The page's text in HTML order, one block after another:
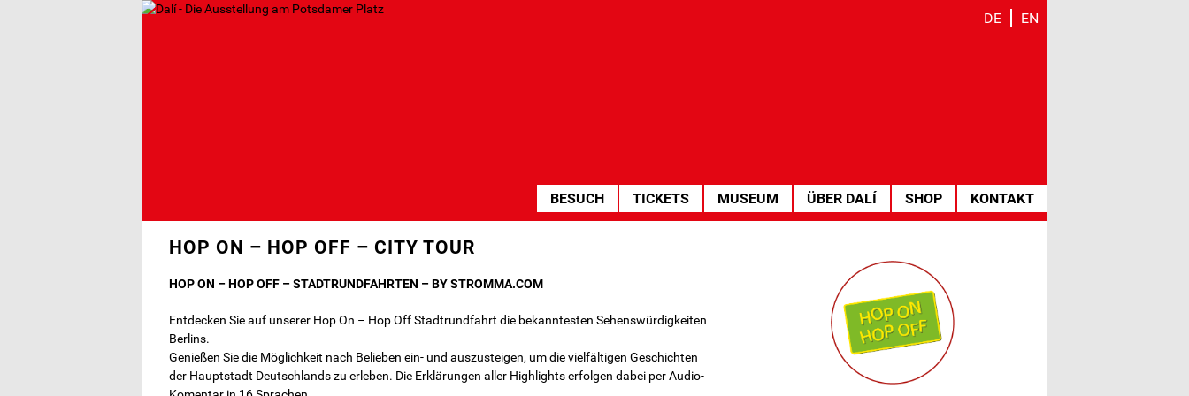
Direkt
DE EN
HAUPTNAVIGATION
BESUCH TICKETS MUSEUM ÜBER DALÍ SHOP KONTAKT
HOP ON – HOP OFF – CITY TOUR
HOP ON – HOP OFF – STADTRUNDFAHRTEN – BY STROMMA.COM
Entdecken Sie auf unserer Hop On – Hop Off Stadtrundfahrt die bekanntesten Sehenswürdigkeiten
Berlins.
Genießen Sie die Möglichkeit nach Belieben ein- und auszusteigen, um die vielfältigen Geschichten
der Hauptstadt Deutschlands zu erleben. Die Erklärungen aller Highlights erfolgen dabei per Audio-